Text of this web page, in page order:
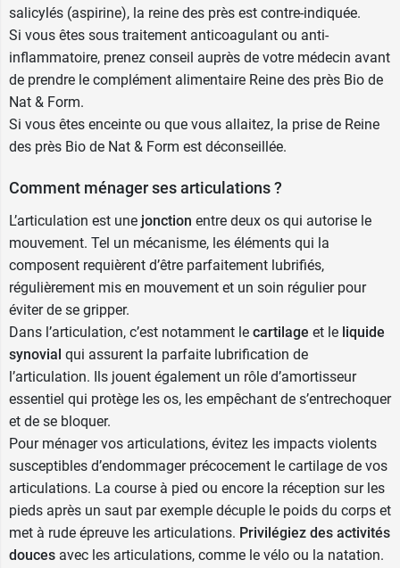
salicylés (aspirine), la reine des près est contre-indiquée.
Si vous êtes sous traitement anticoagulant ou anti-
inflammatoire, prenez conseil auprès de votre médecin avant
de prendre le complément alimentaire Reine des près Bio de
Nat & Form.
Si vous êtes enceinte ou que vous allaitez, la prise de Reine
des près Bio de Nat & Form est déconseillée.
Comment ménager ses articulations ?
L’articulation est une jonction entre deux os qui autorise le
mouvement. Tel un mécanisme, les éléments qui la
composent requièrent d’être parfaitement lubrifiés,
régulièrement mis en mouvement et un soin régulier pour
éviter de se gripper.
Dans l’articulation, c’est notamment le cartilage et le liquide
synovial qui assurent la parfaite lubrification de
l’articulation. Ils jouent également un rôle d’amortisseur
essentiel qui protège les os, les empêchant de s’entrechoquer
et de se bloquer.
Pour ménager vos articulations, évitez les impacts violents
susceptibles d’endommager précocement le cartilage de vos
articulations. La course à pied ou encore la réception sur les
pieds après un saut par exemple décuple le poids du corps et
met à rude épreuve les articulations. Privilégiez des activités
douces avec les articulations, comme le vélo ou la natation.